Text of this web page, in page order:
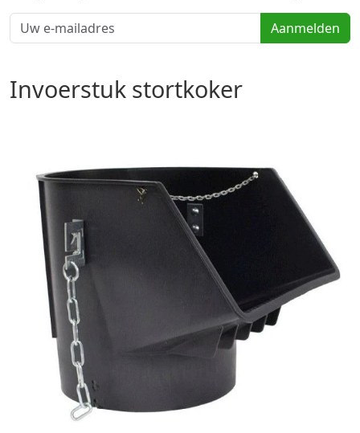
Aanmelden
Invoerstuk stortkoker